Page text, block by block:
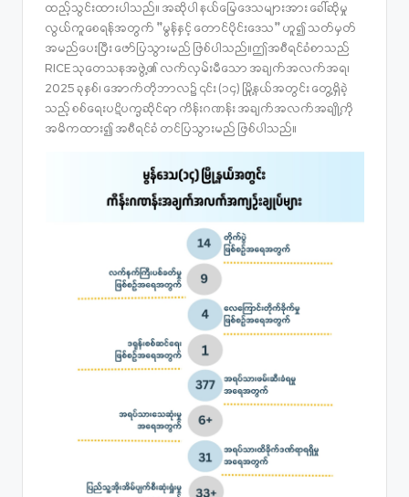
ထည့်သွင်းထားပါသည်။ အဆိုပါ နယ်မြေဒေသများအား ခေါ်ဆိုမှု
လွယ်ကူစေရန်အတွက် “မွန်နှင့် တောင်ပိုင်းဒေသ” ဟူ၍ သတ်မှတ်
အမည်ပေးပြီး ဖော်ပြသွားမည် ဖြစ်ပါသည်။ဤအစီရင်ခံစာသည်
RICE သုတေသနအဖွဲ့၏ လက်လှမ်းမီသော အချက်အလက်အရ၊
2025 ခုနှစ်၊ အောက်တိုဘာလ၌ ၎င်း (၁၄) မြို့နယ်အတွင်း တွေ့ရှိခဲ့
သည့် စစ်ရေးပဋိပက္ခဆိုင်ရာ ကိန်းဂဏန်း အချက်အလက်အချို့ကို
အဓိကထား၍ အစီရင်ခံ တင်ပြသွားမည် ဖြစ်ပါသည်။